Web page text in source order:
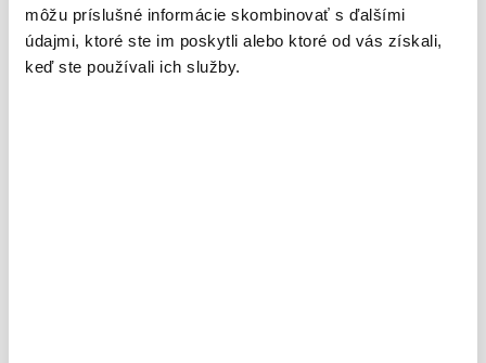
Prievidza –
môžu príslušné informácie skombinovať s ďalšími
údajmi, ktoré ste im poskytli alebo ktoré od vás získali,
keď ste používali ich služby.